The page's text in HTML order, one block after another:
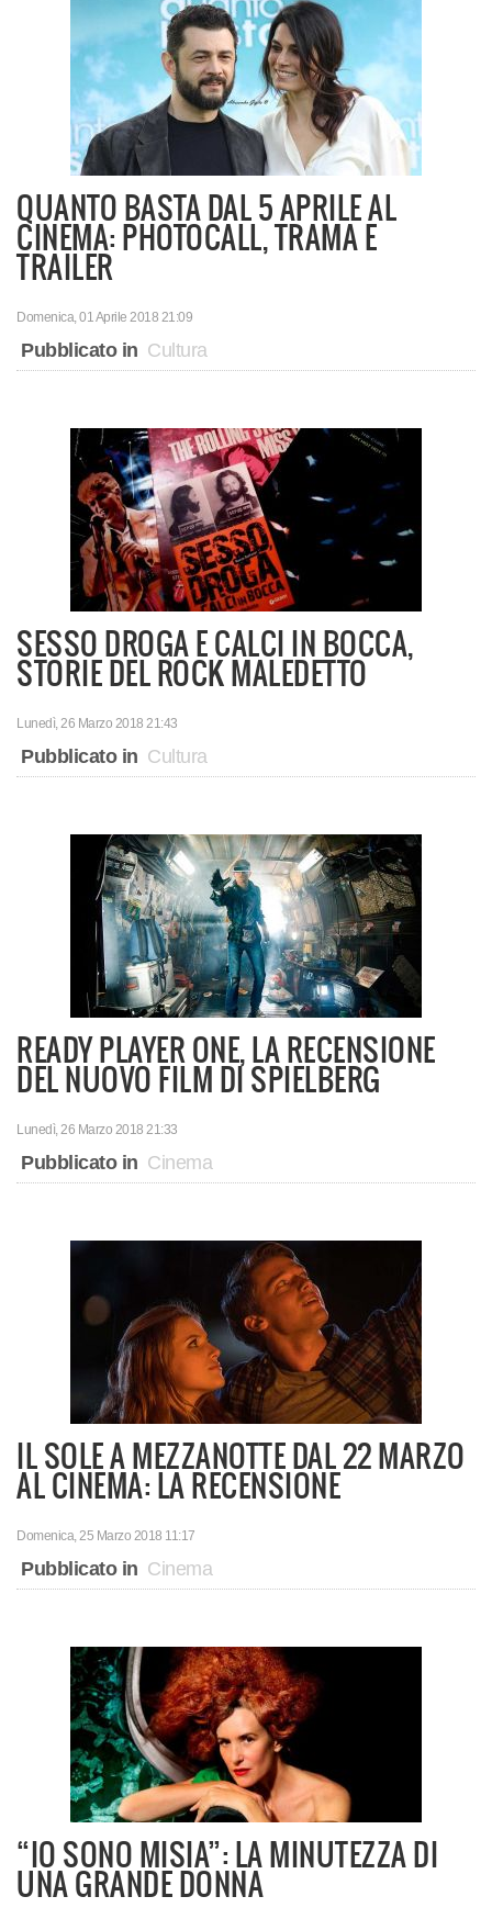
QUANTO BASTA DAL 5 APRILE AL
CINEMA: PHOTOCALL, TRAMA E
TRAILER
Domenica, 01 Aprile 2018 21:09
Pubblicato in Cultura
SESSO DROGA E CALCI IN BOCCA,
STORIE DEL ROCK MALEDETTO
Lunedì, 26 Marzo 2018 21:43
Pubblicato in Cultura
READY PLAYER ONE, LA RECENSIONE
DEL NUOVO FILM DI SPIELBERG
Lunedì, 26 Marzo 2018 21:33
Pubblicato in Cinema
IL SOLE A MEZZANOTTE DAL 22 MARZO
AL CINEMA: LA RECENSIONE
Domenica, 25 Marzo 2018 11:17
Pubblicato in Cinema
“IO SONO MISIA”: LA MINUTEZZA DI
UNA GRANDE DONNA